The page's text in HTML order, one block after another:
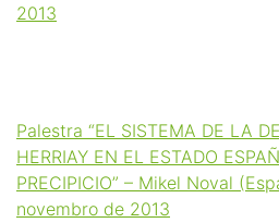
2013
Palestra “EL SISTEMA DE LA
HERRIAY EN EL ESTADO
PRECIPICIO” – Mikel Noval
novembro de 2013